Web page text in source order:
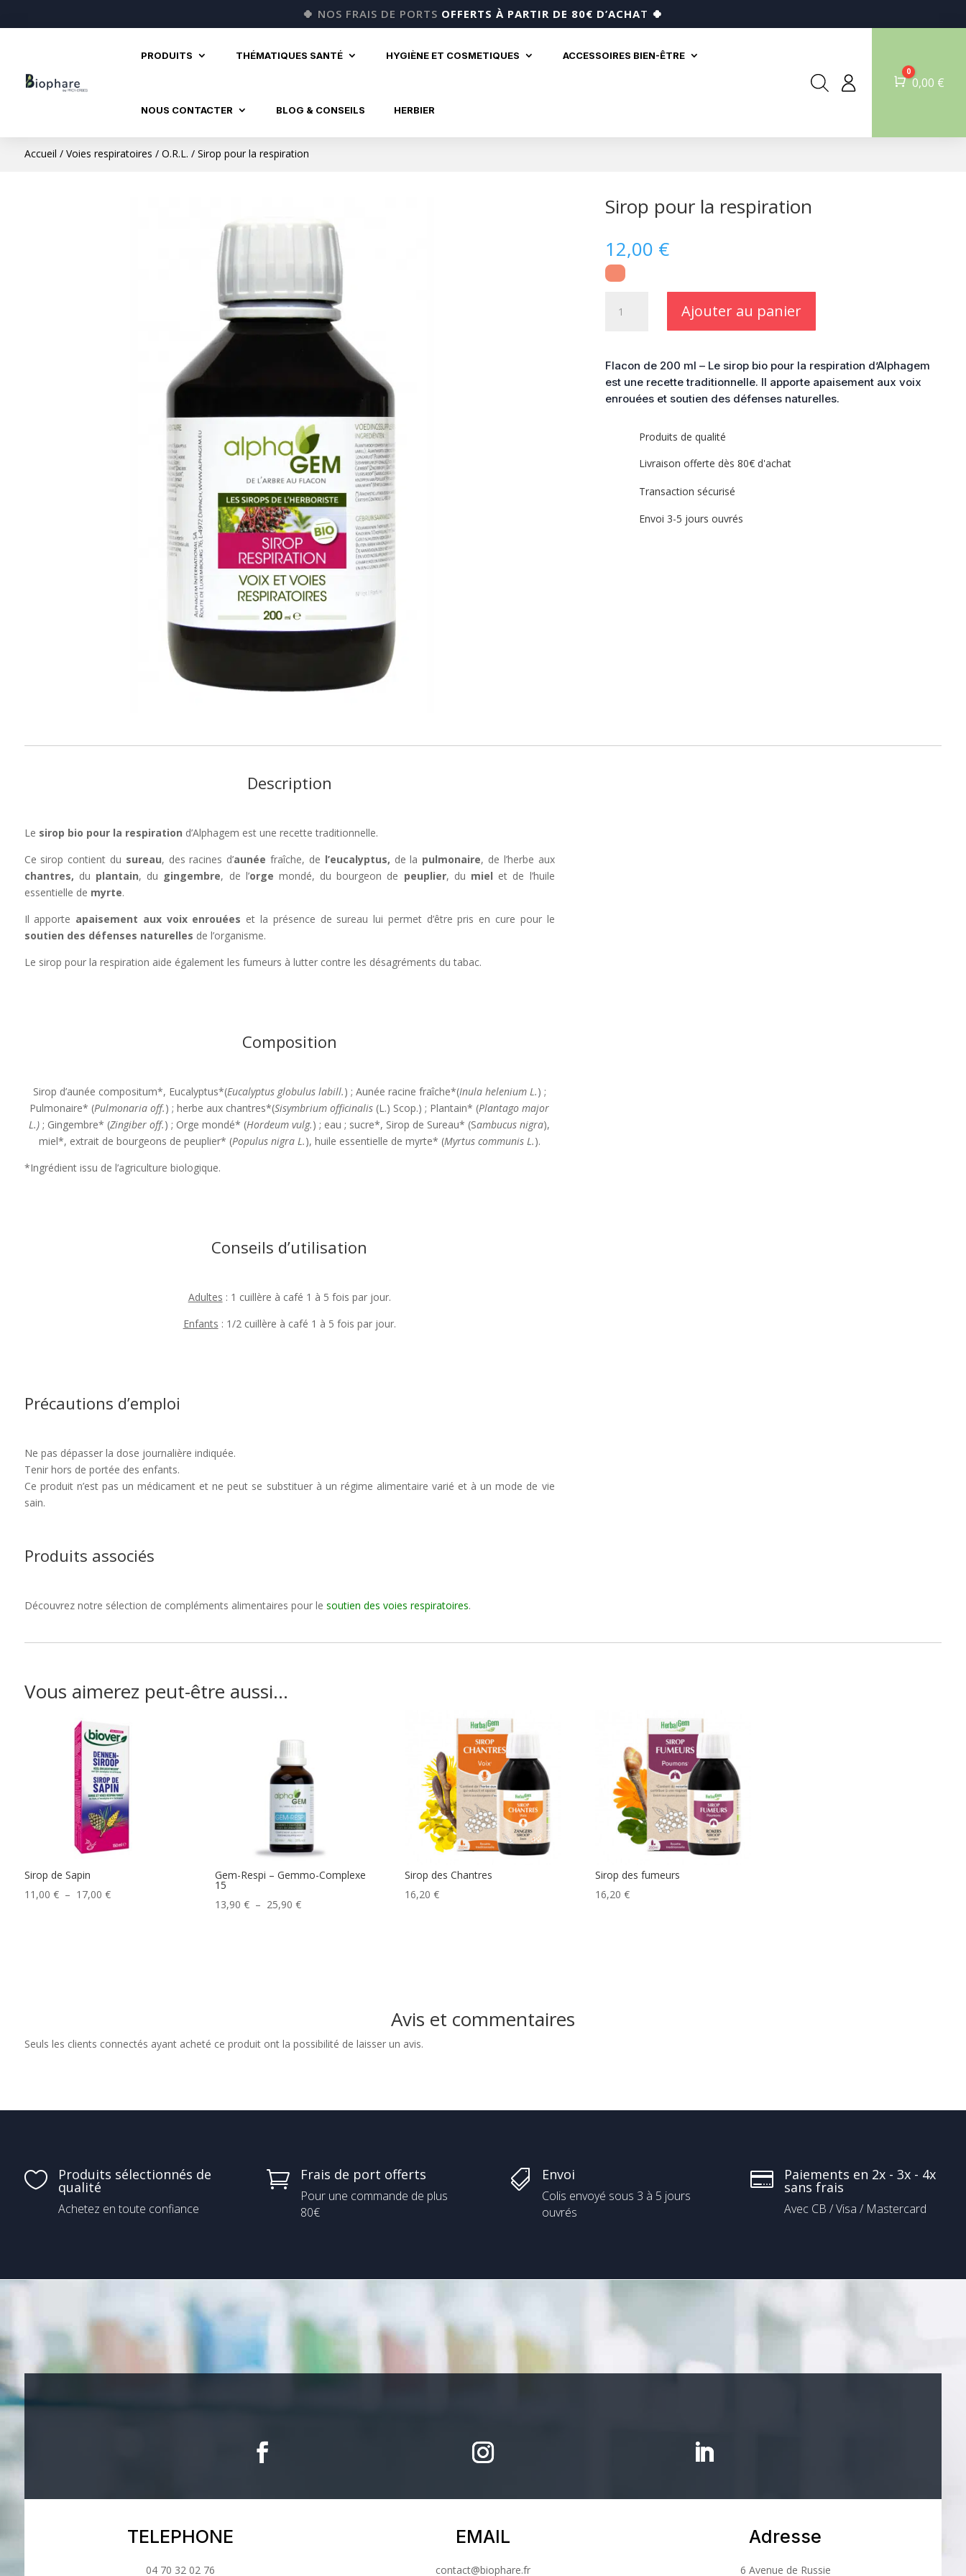
🍀 NOS FRAIS DE PORTS OFFERTS À PARTIR DE 80€ D’ACHAT 🍀
PRODUITS THÉMATIQUES SANTÉ HYGIÈNE ET COSMETIQUES ACCESSOIRES BIEN-ÊTRE
NOUS CONTACTER BLOG & CONSEILS HERBIER
Panier
0
0,00 €
Accueil / Voies respiratoires / O.R.L. / Sirop pour la respiration
Sirop pour la respiration
12,00 €
la
respiration
Ajouter au panier
Flacon de 200 ml – Le sirop bio pour la respiration d’Alphagem
est une recette traditionnelle. Il apporte apaisement aux voix
enrouées et soutien des défenses naturelles.
Produits de qualité
Livraison offerte dès 80€ d'achat
Transaction sécurisé
Envoi 3-5 jours ouvrés
Description
Le sirop bio pour la respiration d’Alphagem est une recette traditionnelle.
Ce sirop contient du sureau, des racines d’aunée fraîche, de l’eucalyptus, de la pulmonaire, de l’herbe aux
chantres, du plantain, du gingembre, de l’orge mondé, du bourgeon de peuplier, du miel et de l’huile
essentielle de myrte.
Il apporte apaisement aux voix enrouées et la présence de sureau lui permet d’être pris en cure pour le
soutien des défenses naturelles de l’organisme.
Le sirop pour la respiration aide également les fumeurs à lutter contre les désagréments du tabac.
Composition
Sirop d’aunée compositum*, Eucalyptus*(Eucalyptus globulus labill.) ; Aunée racine fraîche*(Inula helenium L.) ;
Pulmonaire* (Pulmonaria off.) ; herbe aux chantres*(Sisymbrium officinalis (L.) Scop.) ; Plantain* (Plantago major
L.) ; Gingembre* (Zingiber off.) ; Orge mondé* (Hordeum vulg.) ; eau ; sucre*, Sirop de Sureau* (Sambucus nigra),
miel*, extrait de bourgeons de peuplier* (Populus nigra L.), huile essentielle de myrte* (Myrtus communis L.).
*Ingrédient issu de l’agriculture biologique.
Conseils d’utilisation
Adultes : 1 cuillère à café 1 à 5 fois par jour.
Enfants : 1/2 cuillère à café 1 à 5 fois par jour.
Précautions d’emploi
Ne pas dépasser la dose journalière indiquée.
Tenir hors de portée des enfants.
Ce produit n’est pas un médicament et ne peut se substituer à un régime alimentaire varié et à un mode de vie
sain.
Produits associés
Découvrez notre sélection de compléments alimentaires pour le soutien des voies respiratoires.
Vous aimerez peut-être aussi…
Sirop de Sapin
11,00 € – 17,00 €Plage
Gem-Respi – Gemmo-Complexe
15
13,90 € – 25,90 €Plage
Sirop des Chantres
16,20€
Sirop des fumeurs
16,20€
Avis et commentaires
Seuls les clients connectés ayant acheté ce produit ont la possibilité de laisser un avis.
 Produits sélectionnés de
qualité
Achetez en toute confiance
 Frais de port offerts
Pour une commande de plus
80€
 Envoi
Colis envoyé sous 3 à 5 jours
ouvrés
 Paiements en 2x - 3x - 4x
sans frais
Avec CB / Visa / Mastercard
TELEPHONE
04 70 32 02 76
EMAIL
contact@biophare.fr
Adresse
6 Avenue de Russie